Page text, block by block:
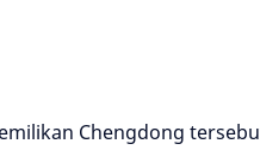
Chengdong